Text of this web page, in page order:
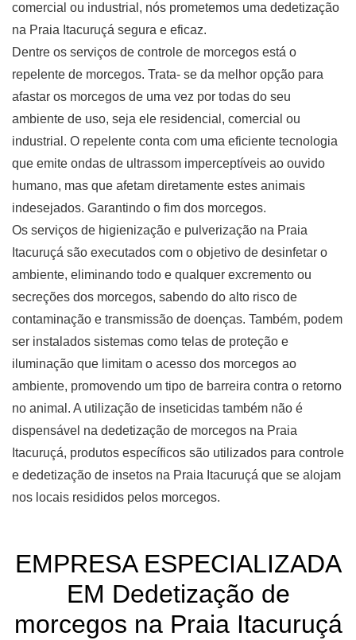
comercial ou industrial, nós prometemos uma dedetização
na Praia Itacuruçá segura e eficaz.
Dentre os serviços de controle de morcegos está o
repelente de morcegos. Trata- se da melhor opção para
afastar os morcegos de uma vez por todas do seu
ambiente de uso, seja ele residencial, comercial ou
industrial. O repelente conta com uma eficiente tecnologia
que emite ondas de ultrassom imperceptíveis ao ouvido
humano, mas que afetam diretamente estes animais
indesejados. Garantindo o fim dos morcegos.
Os serviços de higienização e pulverização na Praia
Itacuruçá são executados com o objetivo de desinfetar o
ambiente, eliminando todo e qualquer excremento ou
secreções dos morcegos, sabendo do alto risco de
contaminação e transmissão de doenças. Também, podem
ser instalados sistemas como telas de proteção e
iluminação que limitam o acesso dos morcegos ao
ambiente, promovendo um tipo de barreira contra o retorno
no animal. A utilização de inseticidas também não é
dispensável na dedetização de morcegos na Praia
Itacuruçá, produtos específicos são utilizados para controle
e dedetização de insetos na Praia Itacuruçá que se alojam
nos locais resididos pelos morcegos.
EMPRESA ESPECIALIZADA
EM Dedetização de
morcegos na Praia Itacuruçá